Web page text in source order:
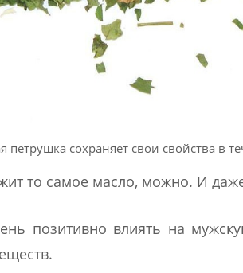
петрушка сохраняет свои свойства в
то самое масло, можно. И
позитивно влиять на